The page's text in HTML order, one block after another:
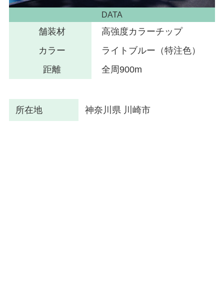
DATA
舗装材
高強度カラーチップ
カラー
ライトブルー（特注色）
距離
全周900m
所在地 神奈川県 川崎市